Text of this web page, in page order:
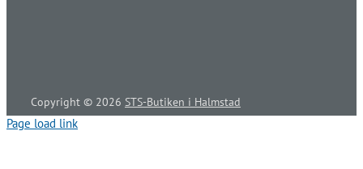
Copyright © 2026 STS-Butiken i Halmstad
Page load link